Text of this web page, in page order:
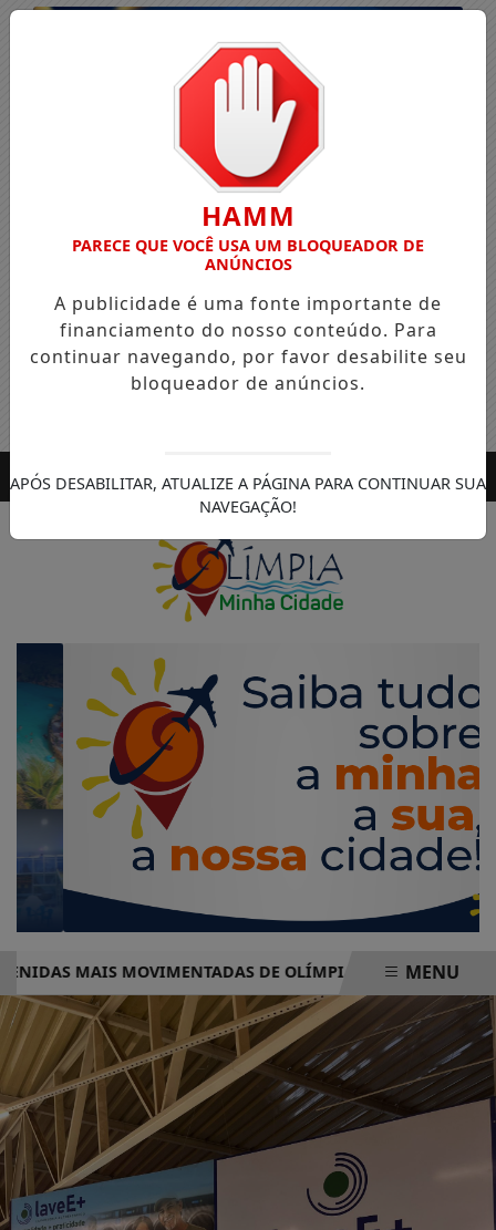
Entrar
MAIS MOVIMENTADAS DE OLÍMPIA COMPLETO – PRONTO
EM ALTA
MENU
HAMM
PARECE QUE VOCÊ USA UM BLOQUEADOR DE
ANÚNCIOS
A publicidade é uma fonte importante de
financiamento do nosso conteúdo. Para
continuar navegando, por favor desabilite seu
bloqueador de anúncios.
APÓS DESABILITAR, ATUALIZE A PÁGINA PARA CONTINUAR SUA
NAVEGAÇÃO!